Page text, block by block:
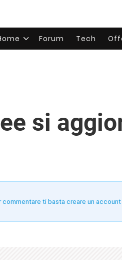
Forum Tech
si
ti basta creare un